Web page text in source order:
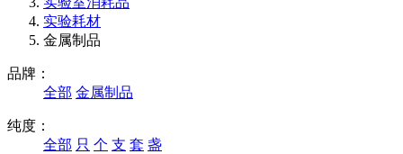
实验耗材
金属制品
品牌：
全部 金属制品
纯度：
全部 只 个 支 套 盏